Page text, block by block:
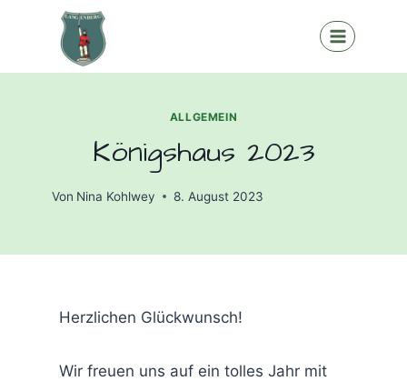
ALLGEMEIN
Königshaus 2023
Von Nina Kohlwey 8. August 2023
Herzlichen Glückwunsch!
Wir freuen uns auf ein tolles Jahr mit